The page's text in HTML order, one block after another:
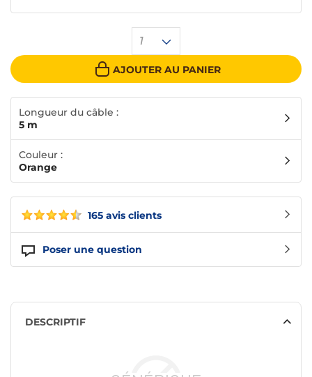
165 avis clients
Poser une question
1
AJOUTER AU PANIER
Longueur du câble :
5 m
Couleur :
Orange
DESCRIPTIF